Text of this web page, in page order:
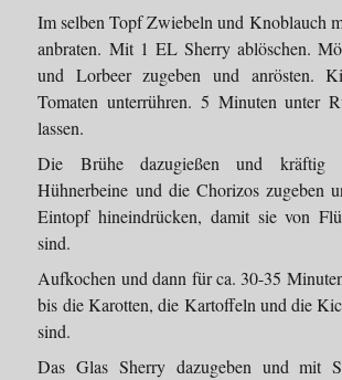
Im selben Topf Zwiebeln und Knoblauch
anbraten. Mit 1 EL Sherry ablöschen.
und Lorbeer zugeben und anrösten.
Tomaten unterrühren. 5 Minuten unter
lassen.
Die Brühe dazugießen und kräftig
Hühnerbeine und die Chorizos zugeben
Eintopf hineindrücken, damit sie von
sind.
Aufkochen und dann für ca. 30-35
bis die Karotten, die Kartoffeln und die
sind.
Das Glas Sherry dazugeben und mit